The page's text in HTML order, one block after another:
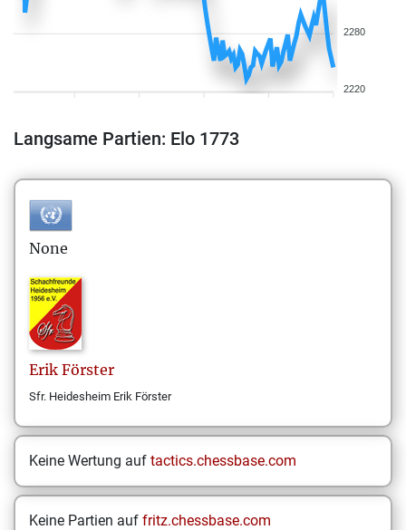
2280
2220
Langsame Partien: Elo 1773
None
Erik Förster
Sfr. Heidesheim Erik Förster
Keine Wertung auf tactics.chessbase.com
Keine Partien auf fritz.chessbase.com